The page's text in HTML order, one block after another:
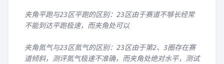
夹角平跑与23区平跑的区别：23区由于赛道不够长经常
不能到达平跑极速，而夹角处可以
夹角氮气与23区氮气的区别：23区由于第2、3圈存在赛
道倾斜，测评氮气极速不准确，而夹角处绝对水平，测试